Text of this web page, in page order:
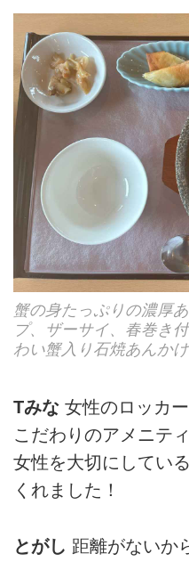
蟹の身たっぷりの濃厚
プ、ザーサイ、春巻き
わい蟹入り石焼あんか
Tみな 女性のロッカ
こだわりのアメニテ
女性を大切にしてい
くれました！
とがし 距離がないか